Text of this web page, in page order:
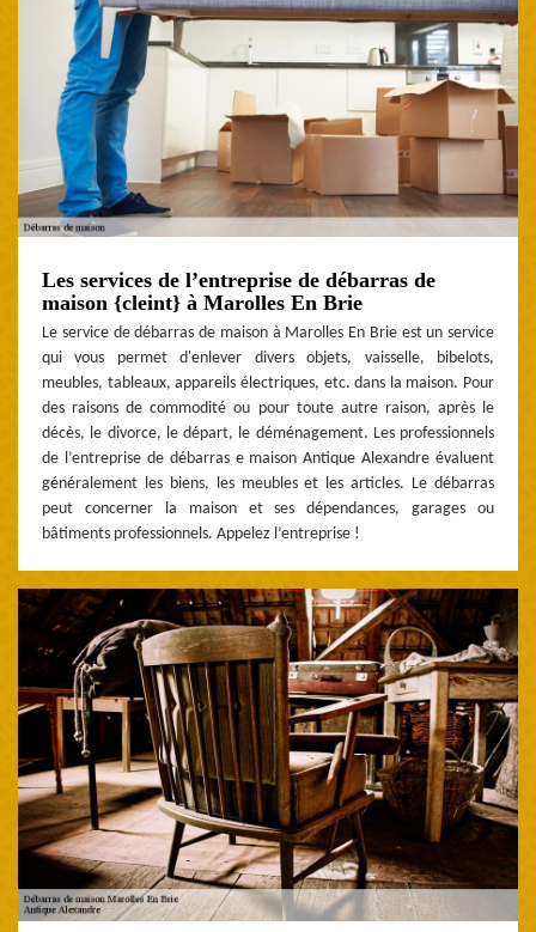
Les services de l’entreprise de débarras de
maison {cleint} à Marolles En Brie
Le service de débarras de maison à Marolles En Brie est un service
qui vous permet d'enlever divers objets, vaisselle, bibelots,
meubles, tableaux, appareils électriques, etc. dans la maison. Pour
des raisons de commodité ou pour toute autre raison, après le
décès, le divorce, le départ, le déménagement. Les professionnels
de l’entreprise de débarras e maison Antique Alexandre évaluent
généralement les biens, les meubles et les articles. Le débarras
peut concerner la maison et ses dépendances, garages ou
bâtiments professionnels. Appelez l’entreprise !